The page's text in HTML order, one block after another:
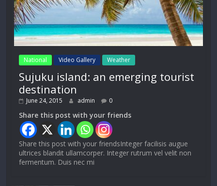
National Video Gallery Weather
Sujuku island: an emerging tourist
destination
June 24, 2015 admin 0
Share this post with your friends
Share this post with your friendsInteger facilisis augue
ultrices blandit ullamcorper. Integer rutrum vel velit non
fermentum. Duis nec mi